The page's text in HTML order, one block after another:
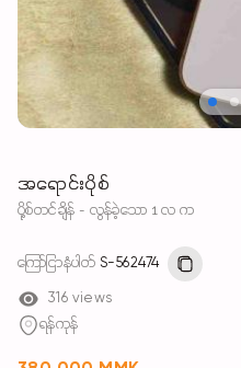
အရောင်းပိုစ်
ပို့စ်တင်ချိန် - လွန်ခဲ့သော 1 လ က
ကြော်ငြာနံပါတ် S-562474
316 views
ရန်ကုန်